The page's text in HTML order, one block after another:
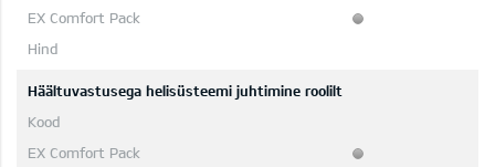
Häältuvastusega helisüsteemi juhtimine roolilt